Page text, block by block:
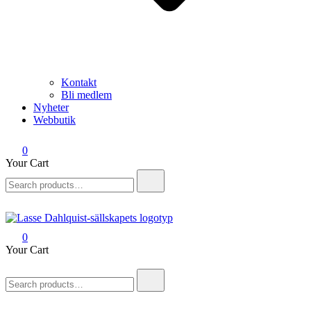
Kontakt
Bli medlem
Nyheter
Webbutik
0
Your Cart
for:
Lasse Dahlquist-sällskapet
Allt om Lasse Dahlquist – kompositör, musiker, artist, kåsör och
skådespelare
0
Your Cart
for: